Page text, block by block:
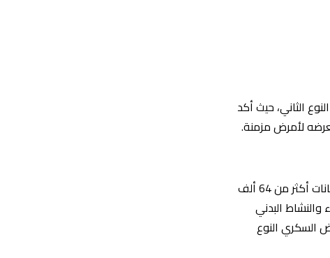
الثاني، حيث أكد
لأمرض مزمنة.
وراجعت الدراسة الأمريكية التي أجريت في مستشفى بريغهام والنساء في بوسطن، بيانات أكثر من 64 ألف
البدني
السكري النوع